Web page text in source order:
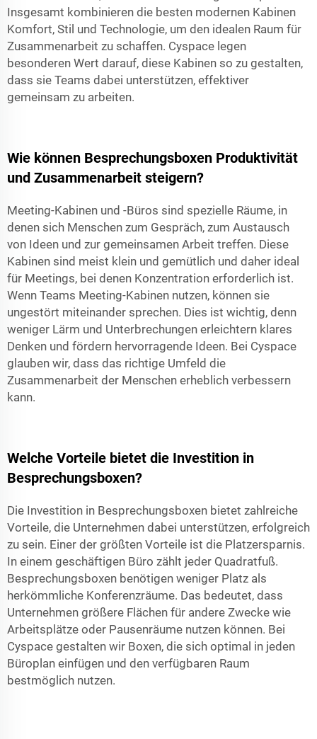
Insgesamt kombinieren die besten modernen Kabinen
Komfort, Stil und Technologie, um den idealen Raum für
Zusammenarbeit zu schaffen. Cyspace legen
besonderen Wert darauf, diese Kabinen so zu gestalten,
dass sie Teams dabei unterstützen, effektiver
gemeinsam zu arbeiten.
Wie können Besprechungsboxen Produktivität
und Zusammenarbeit steigern?
Meeting-Kabinen und -Büros sind spezielle Räume, in
denen sich Menschen zum Gespräch, zum Austausch
von Ideen und zur gemeinsamen Arbeit treffen. Diese
Kabinen sind meist klein und gemütlich und daher ideal
für Meetings, bei denen Konzentration erforderlich ist.
Wenn Teams Meeting-Kabinen nutzen, können sie
ungestört miteinander sprechen. Dies ist wichtig, denn
weniger Lärm und Unterbrechungen erleichtern klares
Denken und fördern hervorragende Ideen. Bei Cyspace
glauben wir, dass das richtige Umfeld die
Zusammenarbeit der Menschen erheblich verbessern
kann.
Welche Vorteile bietet die Investition in
Besprechungsboxen?
Die Investition in Besprechungsboxen bietet zahlreiche
Vorteile, die Unternehmen dabei unterstützen, erfolgreich
zu sein. Einer der größten Vorteile ist die Platzersparnis.
In einem geschäftigen Büro zählt jeder Quadratfuß.
Besprechungsboxen benötigen weniger Platz als
herkömmliche Konferenzräume. Das bedeutet, dass
Unternehmen größere Flächen für andere Zwecke wie
Arbeitsplätze oder Pausenräume nutzen können. Bei
Cyspace gestalten wir Boxen, die sich optimal in jeden
Büroplan einfügen und den verfügbaren Raum
bestmöglich nutzen.